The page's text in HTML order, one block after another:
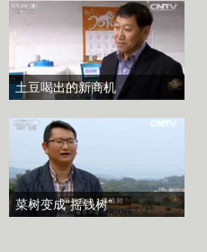
土豆喝出的新商机
菜树变成“摇钱树”